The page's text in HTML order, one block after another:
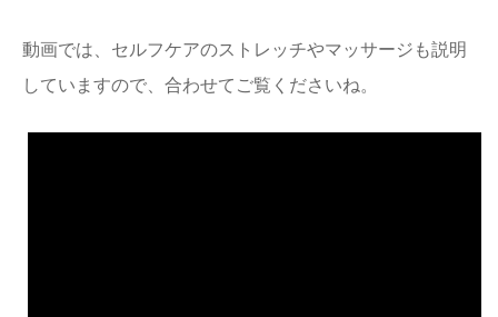
動画では、セルフケアのストレッチやマッサージも説明
していますので、合わせてご覧くださいね。